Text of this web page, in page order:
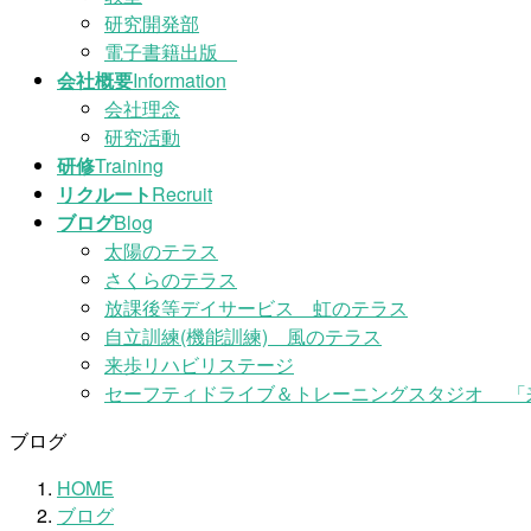
研究開発部
電子書籍出版
会社概要Information
会社理念
研究活動
研修Training
リクルートRecruit
ブログBlog
太陽のテラス
さくらのテラス
放課後等デイサービス 虹のテラス
自立訓練(機能訓練) 風のテラス
来歩リハビリステージ
セーフティドライブ＆トレーニングスタジオ 「
ブログ
HOME
ブログ